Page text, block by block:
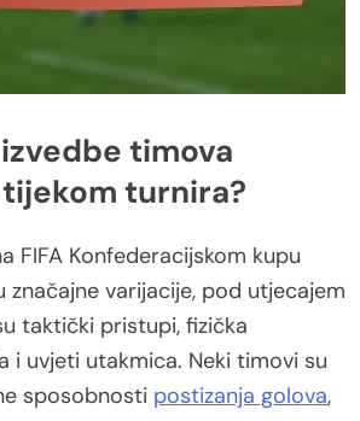
timova
turnira?
FIFA Konfederacijskom kupu
značajne varijacije, pod utjecajem
taktički pristupi, fizička
i uvjeti utakmica. Neki timovi su
sposobnosti postizanja golova,